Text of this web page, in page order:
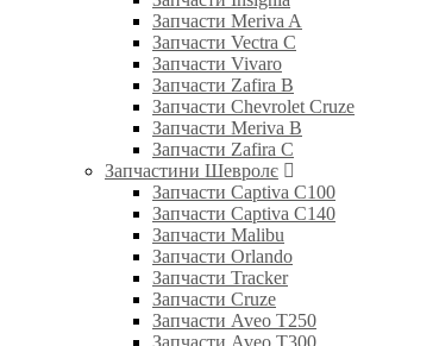
Запчасти Meriva A
Запчасти Vectra C
Запчасти Vivaro
Запчасти Zafira B
Запчасти Chevrolet Cruze
Запчасти Meriva B
Запчасти Zafira C
Запчастини Шевролє
Запчасти Captiva C100
Запчасти Captiva C140
Запчасти Malibu
Запчасти Orlando
Запчасти Tracker
Запчасти Cruze
Запчасти Aveo T250
Запчасти Aveo T300